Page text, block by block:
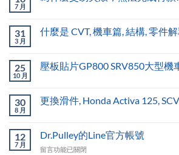
7 月
31
3 月
什麼是 CVT, 機車篇, 結構, 零件
25
10 月
壓板貼片GP800 SRV850大型機
30
8 月
更換滑件, Honda Activa 125,
12
7 月
Dr.Pulley的Line官方帳號
在
留言功能已關閉